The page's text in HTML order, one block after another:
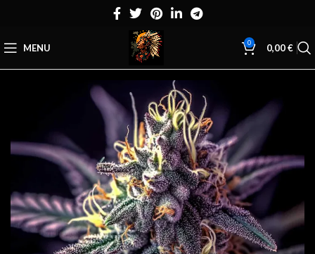
MENU 0 0,00€